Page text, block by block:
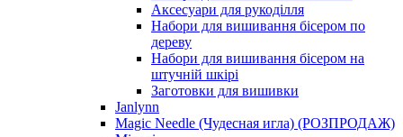
Аксесуари для рукоділля
Набори для вишивання бісером по
дереву
Набори для вишивання бісером на
штучній шкірі
Заготовки для вишивки
Janlynn
Magic Needle (Чудесная игла) (РОЗПРОДАЖ)